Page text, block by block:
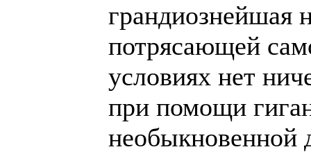
грандиознейшая
потрясающей
условиях нет
при помощи
необыкновенной